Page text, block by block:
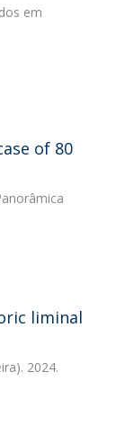
em
of 80
liminal
2024.